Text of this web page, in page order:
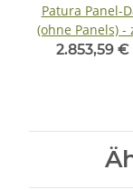
Patura Panel-
(ohne Panels) -
Fracht Panel-
2.853,59 €